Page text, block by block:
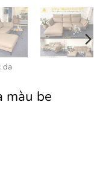
da
màu be